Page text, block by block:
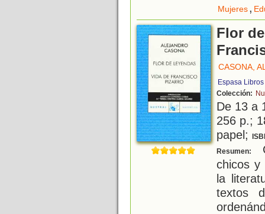
Mujeres,
Flor
CASONA,
Espasa Libros
Colección:
De 13 a
256 p.;
papel;
Resumen:
chicos y
la
textos